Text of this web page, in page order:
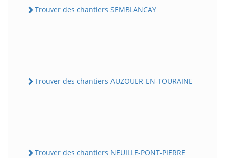
Trouver des chantiers SEMBLANCAY
Trouver des chantiers AUZOUER-EN-TOURAINE
Trouver des chantiers NEUILLE-PONT-PIERRE